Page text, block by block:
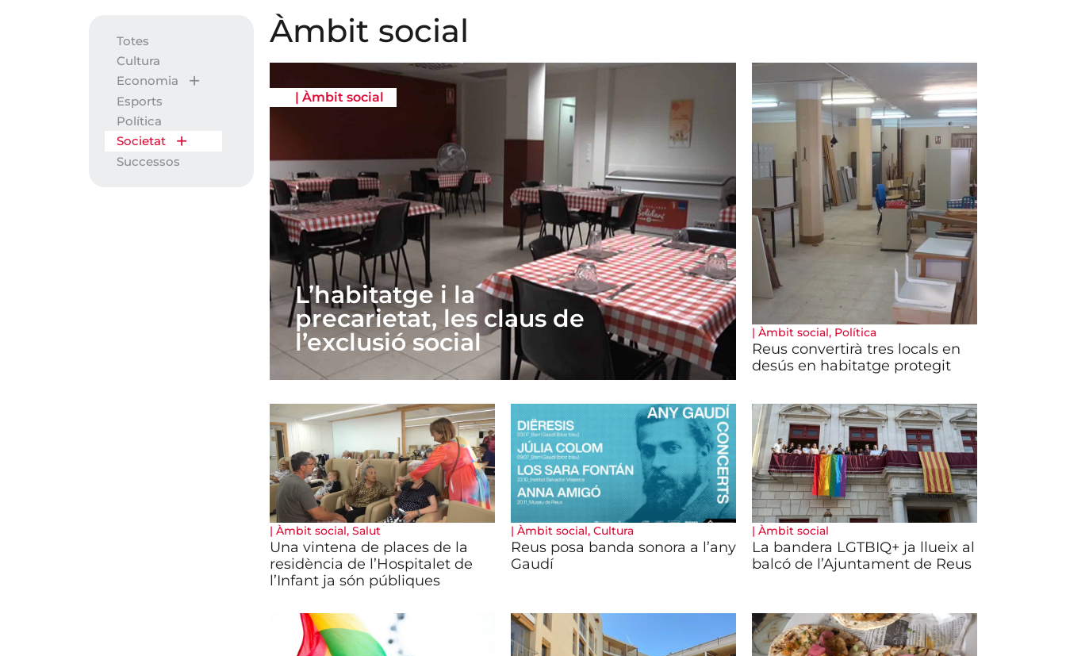
Totes
Cultura
Economia
Esports
Política
Societat
Successos
Àmbit social
| Àmbit social
L’habitatge i la
precarietat, les claus de
l’exclusió social
| Àmbit social, Política
Reus convertirà tres locals en
desús en habitatge protegit
| Àmbit social, Salut
Una vintena de places de la
residència de l’Hospitalet de
l’Infant ja són públiques
| Àmbit social, Cultura
Reus posa banda sonora a l’any
Gaudí
| Àmbit social
La bandera LGTBIQ+ ja llueix al
balcó de l’Ajuntament de Reus